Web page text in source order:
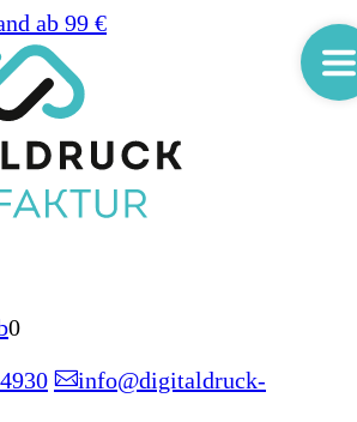
ab 99 €
0
info@digitaldruck-